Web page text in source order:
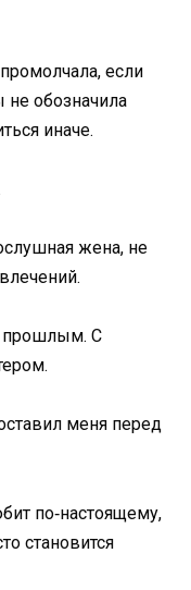
если
не обозначила
иначе.
жена, не
прошлым. С
меня перед
по‑настоящему,
становится